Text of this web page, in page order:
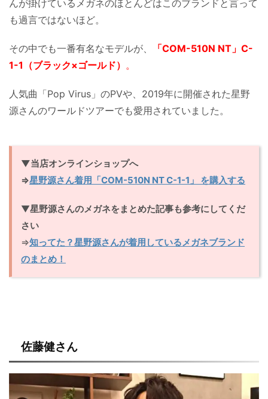
んが掛けているメガネのほとんどはこのブランドと言って
も過言ではないほど。
その中でも一番有名なモデルが、
「COM-510N NT」C-
1-1（ブラック×ゴールド） 。
人気曲「Pop Virus」のPVや、2019年に開催された星野
源さんのワールドツアーでも愛用されていました。
▼当店オンラインショップへ
⇒星野源さん着用「COM-510N NT C-1-1」 を購入する
▼星野源さんのメガネをまとめた記事も参考にしてくだ
さい
⇒知ってた？星野源さんが着用しているメガネブランド
のまとめ！
佐藤健さん